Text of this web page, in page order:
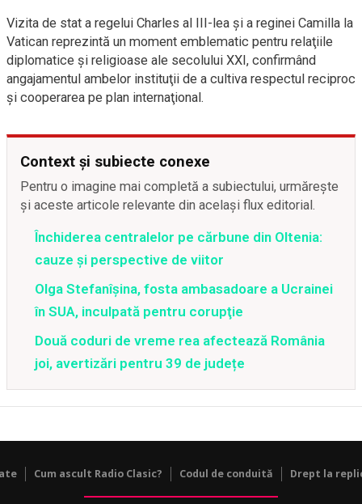
Vizita de stat a regelui Charles al III-lea şi a reginei Camilla la
Vatican reprezintă un moment emblematic pentru relaţiile
diplomatice şi religioase ale secolului XXI, confirmând
angajamentul ambelor instituţii de a cultiva respectul reciproc
şi cooperarea pe plan internaţional.
Context și subiecte conexe
Pentru o imagine mai completă a subiectului, urmărește
și aceste articole relevante din același flux editorial.
Închiderea centralelor pe cărbune din Oltenia:
cauze și perspective de viitor
Olga Stefanîşina, fosta ambasadoare a Ucrainei
în SUA, inculpată pentru corupţie
Două coduri de vreme rea afectează România
joi, avertizări pentru 39 de județe
Cum ascult Radio Clasic? Codul de conduită Drept la